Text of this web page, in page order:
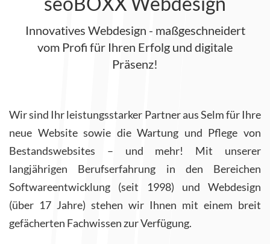
Innovatives Webdesign - maßgeschneidert
vom Profi für Ihren Erfolg und digitale
Präsenz!
Wir sind Ihr leistungsstarker Partner aus Selm für Ihre
neue Website sowie die Wartung und Pflege von
Bestandswebsites – und mehr! Mit unserer
langjährigen Berufserfahrung in den Bereichen
Softwareentwicklung (seit 1998) und Webdesign
(über 17 Jahre) stehen wir Ihnen mit einem breit
gefächerten Fachwissen zur Verfügung.